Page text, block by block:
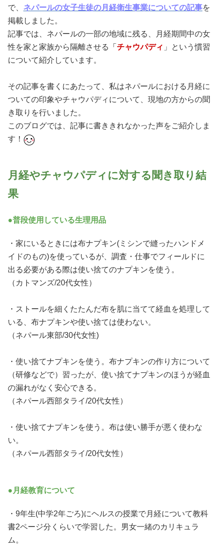
で、 ネパールの女子生徒の月経衛生事業についての記事を
掲載しました。
記事では、ネパールの一部の地域に残る、月経期間中の女
性を家と家族から隔離させる
「 チャウパディ 」という慣習
について紹介しています。
その記事を書くにあたって、私はネパールにおける月経に
ついての印象やチャウパディについて、現地の方からの聞
き取りを行いました。
このブログでは、記事に書ききれなかった声をご紹介しま
す！
月経やチャウパディに対する聞き取り結
果
●普段使用している生理用品
・家にいるときには布ナプキン(ミシンで縫ったハンドメ
イドのもの)を使っているが、調査・仕事でフィールドに
出る必要がある際は使い捨てのナプキンを使う。
（カトマンズ/20代女性）
・ストールを細くたたんだ布を肌に当てて経血を処理して
いる、布ナプキンや使い捨ては使わない。
（ネパール東部/30代女性)
・使い捨てナプキンを使う。布ナプキンの作り方について
（研修などで）習ったが、使い捨てナプキンのほうが経血
の漏れがなく安心できる。
（ネパール西部タライ/20代女性）
・使い捨てナプキンを使う。布は使い勝手が悪く使わな
い。
（ネパール西部タライ/20代女性）
●月経教育について
・9年生(中学2年ごろ)にヘルスの授業で月経について教科
書2ページ分くらいで学習した。男女一緒のカリキュラ
ム。